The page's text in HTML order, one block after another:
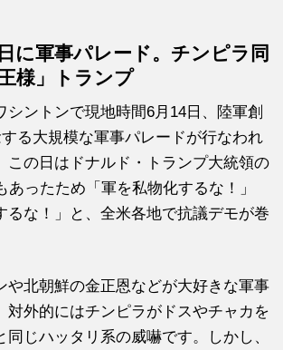
に軍事パレード。チンピラ同
様」トランプ
シントンで現地時間6月14日、陸軍創
る大規模な軍事パレードが行なわれ
この日はドナルド・トランプ大統領の
あったため「軍を私物化するな！」
るな！」と、全米各地で抗議デモが巻
や北朝鮮の金正恩などが大好きな軍事
対外的にはチンピラがドスやチャカを
同じハッタリ系の威嚇です。しかし、